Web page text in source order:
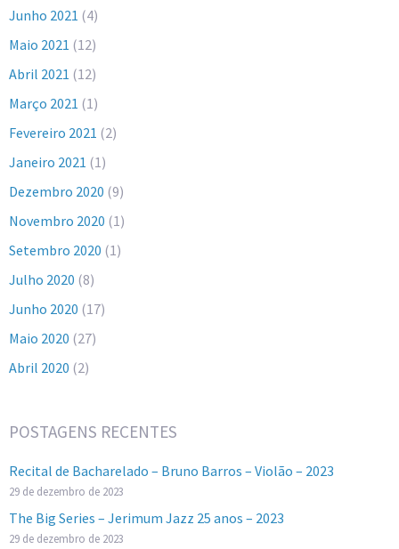
Junho 2021 (4)
Maio 2021 (12)
Abril 2021 (12)
Março 2021 (1)
Fevereiro 2021 (2)
Janeiro 2021 (1)
Dezembro 2020 (9)
Novembro 2020 (1)
Setembro 2020 (1)
Julho 2020 (8)
Junho 2020 (17)
Maio 2020 (27)
Abril 2020 (2)
POSTAGENS RECENTES
Recital de Bacharelado – Bruno Barros – Violão – 2023
29 de dezembro de 2023
The Big Series – Jerimum Jazz 25 anos – 2023
29 de dezembro de 2023